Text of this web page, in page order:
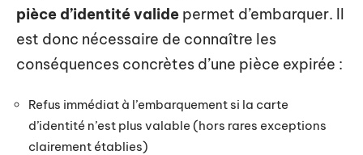
pièce d’identité valide permet d’embarquer. Il
est donc nécessaire de connaître les
conséquences concrètes d’une pièce expirée :
Refus immédiat à l’embarquement si la carte
d’identité n’est plus valable (hors rares exceptions
clairement établies)